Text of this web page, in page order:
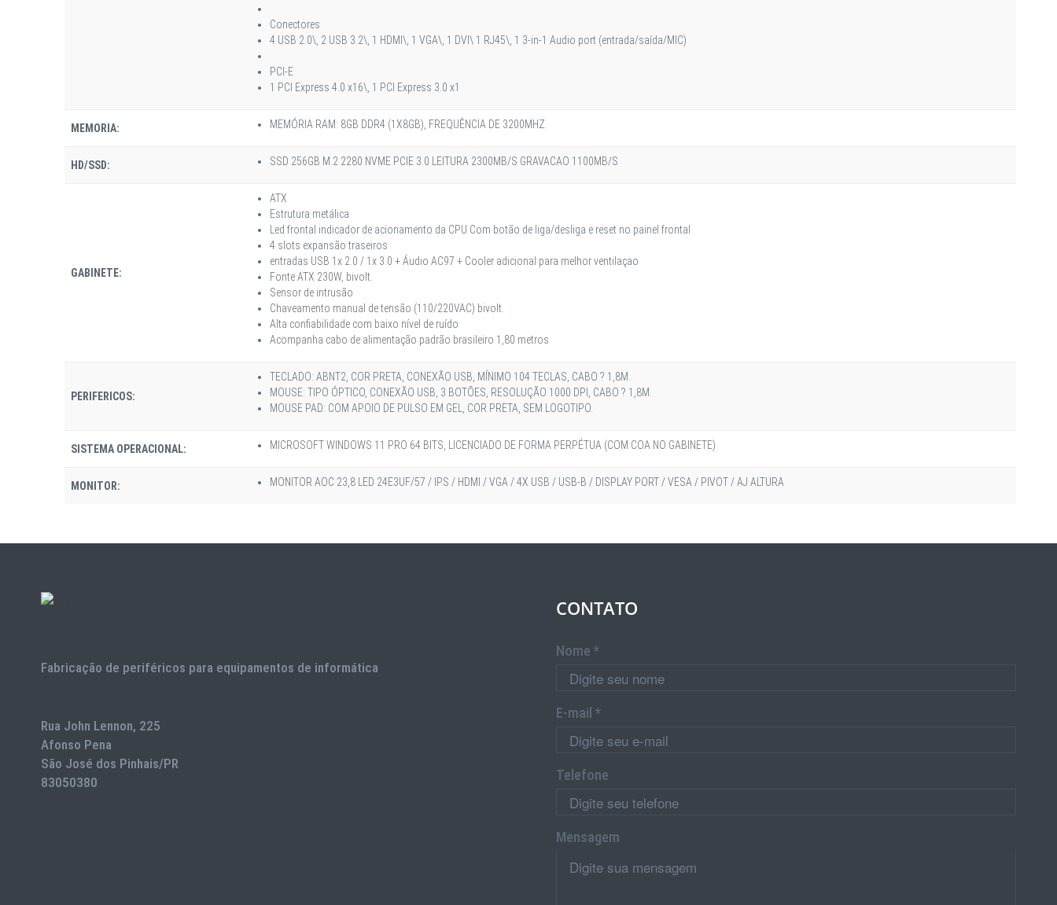
Conectores
4 USB 2.0\, 2 USB 3.2\, 1 HDMI\, 1 VGA\, 1 DVI\ 1 RJ45\, 1 3-in-1 Audio port (entrada/saída/MIC)
PCI-E
1 PCI Express 4.0 x16\, 1 PCI Express 3.0 x1
MEMORIA: MEMÓRIA RAM: 8GB DDR4 (1X8GB), FREQUÊNCIA DE 3200MHZ.
HD/SSD: SSD 256GB M.2 2280 NVME PCIE 3.0 LEITURA 2300MB/S GRAVACAO 1100MB/S
GABINETE:
ATX
Estrutura metálica
Led frontal indicador de acionamento da CPU Com botão de liga/desliga e reset no painel frontal
4 slots expansão traseiros
entradas USB 1x 2.0 / 1x 3.0 + Áudio AC97 + Cooler adicional para melhor ventilaçao
Fonte ATX 230W, bivolt.
Sensor de intrusão
Chaveamento manual de tensão (110/220VAC) bivolt.
Alta confiabilidade com baixo nível de ruído
Acompanha cabo de alimentação padrão brasileiro 1,80 metros
PERIFERICOS:
TECLADO: ABNT2, COR PRETA, CONEXÃO USB, MÍNIMO 104 TECLAS, CABO ? 1,8M.
MOUSE: TIPO ÓPTICO, CONEXÃO USB, 3 BOTÕES, RESOLUÇÃO 1000 DPI, CABO ? 1,8M.
MOUSE PAD: COM APOIO DE PULSO EM GEL, COR PRETA, SEM LOGOTIPO.
SISTEMA OPERACIONAL: MICROSOFT WINDOWS 11 PRO 64 BITS, LICENCIADO DE FORMA PERPÉTUA (COM COA NO GABINETE)
MONITOR: MONITOR AOC 23,8 LED 24E3UF/57 / IPS / HDMI / VGA / 4X USB / USB-B / DISPLAY PORT / VESA / PIVOT / AJ ALTURA
Fabricação de periféricos para equipamentos de informática
Rua John Lennon, 225
Afonso Pena
São José dos Pinhais/PR
83050380
CONTATO
Nome *
E-mail *
Telefone
Mensagem